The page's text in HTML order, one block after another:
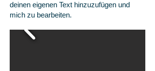
deinen eigenen Text hinzuzufügen und
mich zu bearbeiten.